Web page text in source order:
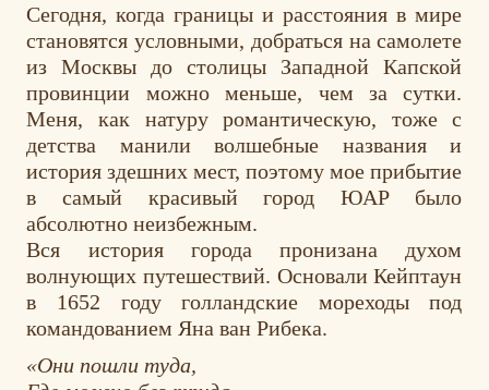
Сегодня, когда границы и расстояния в мире
становятся условными, добраться на самолете
из Москвы до столицы Западной Капской
провинции можно меньше, чем за сутки.
Меня, как натуру романтическую, тоже с
детства манили волшебные названия и
история здешних мест, поэтому мое прибытие
в самый красивый город ЮАР было
абсолютно неизбежным.
Вся история города пронизана духом
волнующих путешествий. Основали Кейптаун
в 1652 году голландские мореходы под
командованием Яна ван Рибека.
«Они пошли туда,